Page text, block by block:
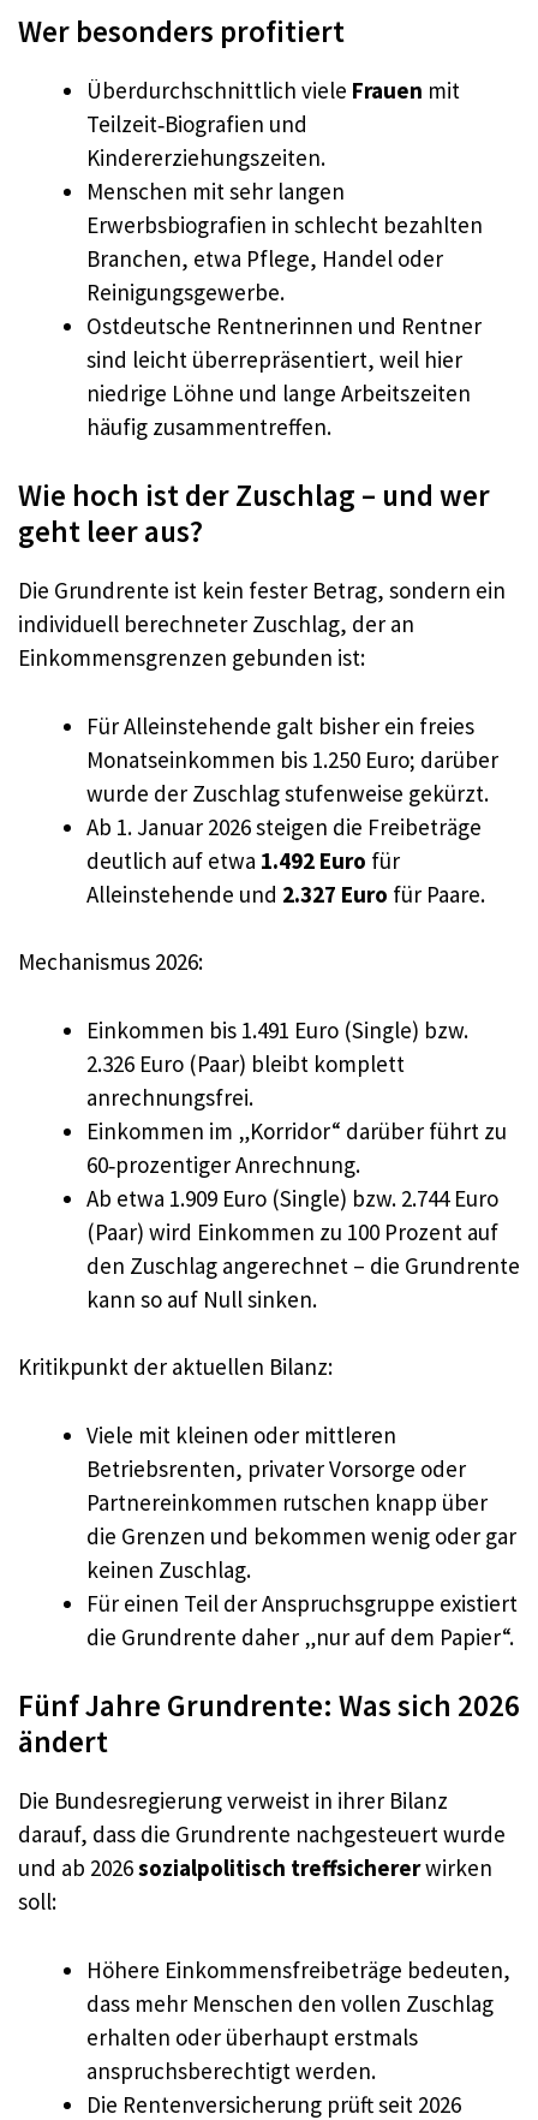
Wer besonders profitiert
Überdurchschnittlich viele Frauen mit
Teilzeit‑Biografien und
Kindererziehungszeiten.
Menschen mit sehr langen
Erwerbsbiografien in schlecht bezahlten
Branchen, etwa Pflege, Handel oder
Reinigungsgewerbe.
Ostdeutsche Rentnerinnen und Rentner
sind leicht überrepräsentiert, weil hier
niedrige Löhne und lange Arbeitszeiten
häufig zusammentreffen.
Wie hoch ist der Zuschlag – und wer
geht leer aus?
Die Grundrente ist kein fester Betrag, sondern ein
individuell berechneter Zuschlag, der an
Einkommensgrenzen gebunden ist:
Für Alleinstehende galt bisher ein freies
Monatseinkommen bis 1.250 Euro; darüber
wurde der Zuschlag stufenweise gekürzt.
Ab 1. Januar 2026 steigen die Freibeträge
deutlich auf etwa 1.492 Euro für
Alleinstehende und 2.327 Euro für Paare.
Mechanismus 2026:
Einkommen bis 1.491 Euro (Single) bzw.
2.326 Euro (Paar) bleibt komplett
anrechnungsfrei.
Einkommen im „Korridor“ darüber führt zu
60‑prozentiger Anrechnung.
Ab etwa 1.909 Euro (Single) bzw. 2.744 Euro
(Paar) wird Einkommen zu 100 Prozent auf
den Zuschlag angerechnet – die Grundrente
kann so auf Null sinken.
Kritikpunkt der aktuellen Bilanz:
Viele mit kleinen oder mittleren
Betriebsrenten, privater Vorsorge oder
Partnereinkommen rutschen knapp über
die Grenzen und bekommen wenig oder gar
keinen Zuschlag.
Für einen Teil der Anspruchsgruppe existiert
die Grundrente daher „nur auf dem Papier“.
Fünf Jahre Grundrente: Was sich 2026
ändert
Die Bundesregierung verweist in ihrer Bilanz
darauf, dass die Grundrente nachgesteuert wurde
und ab 2026sozialpolitisch treffsichererwirken
soll:
Höhere Einkommensfreibeträge bedeuten,
dass mehr Menschen den vollen Zuschlag
erhalten oder überhaupt erstmals
anspruchsberechtigt werden.
Die Rentenversicherung prüft seit 2026